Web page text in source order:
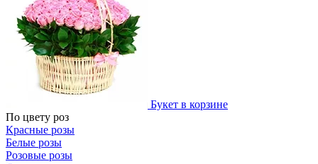
Букет в корзине
По цвету роз
Красные розы
Белые розы
Розовые розы